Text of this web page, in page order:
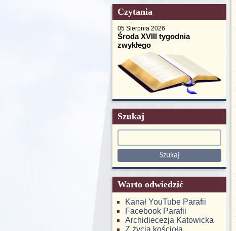
Czytania
05 Sierpnia 2026
Środa XVIII tygodnia
zwykłego
Szukaj
Warto odwiedzić
Kanał YouTube Parafii
Facebook Parafii
Archidiecezja Katowicka
Z życia kościoła